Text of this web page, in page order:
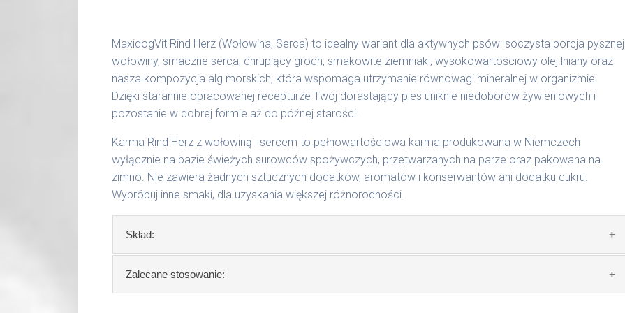
51 - 65 kg 1200 g
Podane liczby są wartościami orientacyjnymi. Indywidualne potrzeby zależne są od rasy,
aktywności, warunków hodowli oraz innych czynników.
Waga netto/Nr art.: 200 g/1002 | 400 g/1018 | 800 g/1026
MaxidogVit Rind Herz (Wołowina, Serca) to idealny wariant dla aktywnych psów: soczysta porcja pysznej
wołowiny, smaczne serca, chrupiący groch, smakowite ziemniaki, wysokowartościowy olej lniany oraz
nasza kompozycja alg morskich, która wspomaga utrzymanie równowagi mineralnej w organizmie.
Dzięki starannie opracowanej recepturze Twój dorastający pies uniknie niedoborów żywieniowych i
pozostanie w dobrej formie aż do późnej starości.
Karma Rind Herz z wołowiną i sercem to pełnowartościowa karma produkowana w Niemczech
wyłącznie na bazie świeżych surowców spożywczych, przetwarzanych na parze oraz pakowana na
zimno. Nie zawiera żadnych sztucznych dodatków, aromatów i konserwantów ani dodatku cukru.
Wypróbuj inne smaki, dla uzyskania większej różnorodności.
Skład:
Skład:mięso i produkty pochodzenia zwierzęcego: 69% wołowina, 4% ziemniaki, 2% groch, bulion
mięsny, algi, olej lniany.
Zalecane stosowanie: